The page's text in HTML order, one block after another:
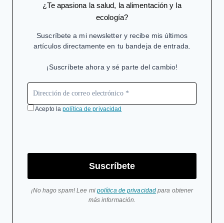
¿Te apasiona la salud, la alimentación y la
ecología?
Suscríbete a mi newsletter y recibe mis últimos
artículos directamente en tu bandeja de entrada.
¡Suscríbete ahora y sé parte del cambio!
Acepto lapolítica de privacidad
Suscríbete
¡No hago spam! Lee mi política de privacidad para obtener
más información.